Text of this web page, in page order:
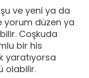
ve yeni ya da
yorum düzen ya
Coşkuda
bir his
yaratıyorsa
olabilir.